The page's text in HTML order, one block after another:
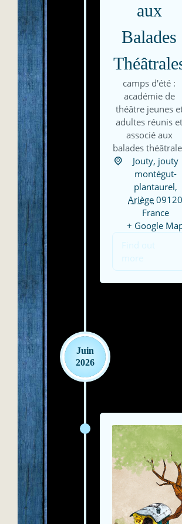
aux
Balades
camps d'été :
académie de
théâtre jeunes
adultes réunis et
associé aux
balades
Jouty, jouty
montégut-
plantaurel,
Ariège 09120
France
+ Google
Find out
more
Juin
2026